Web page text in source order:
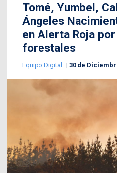
Tomé, Yumbel,
Ángeles
en Alerta Roja
forestales
Equipo Digital 30 de